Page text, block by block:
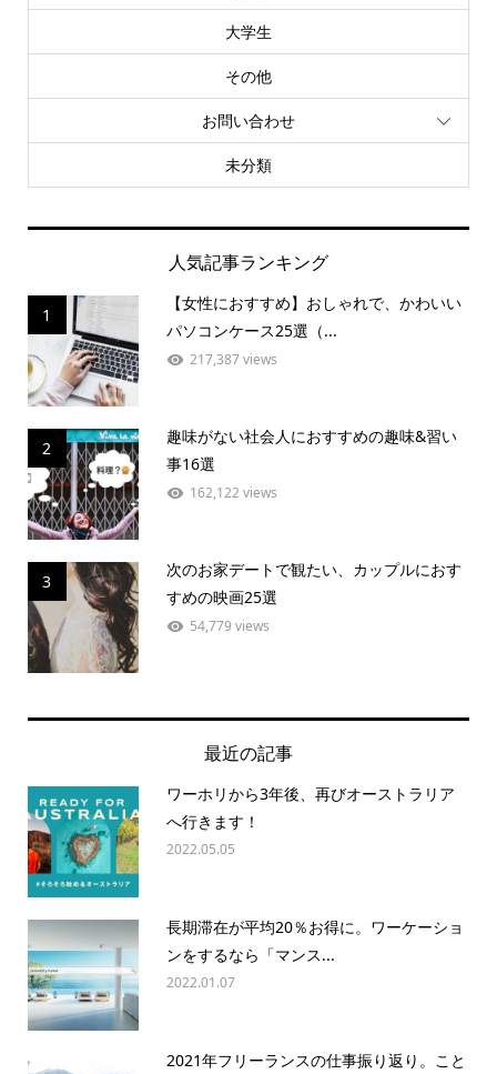
大学生
その他
お問い合わせ
未分類
人気記事ランキング
1
【女性におすすめ】おしゃれで、かわいい
パソコンケース25選（...
217,387 views
2
趣味がない社会人におすすめの趣味&習い
事16選
162,122 views
3
次のお家デートで観たい、カップルにおす
すめの映画25選
54,779 views
最近の記事
ワーホリから3年後、再びオーストラリア
へ行きます！
2022.05.05
長期滞在が平均20％お得に。ワーケーショ
ンをするなら「マンス...
2022.01.07
2021年フリーランスの仕事振り返り。こと